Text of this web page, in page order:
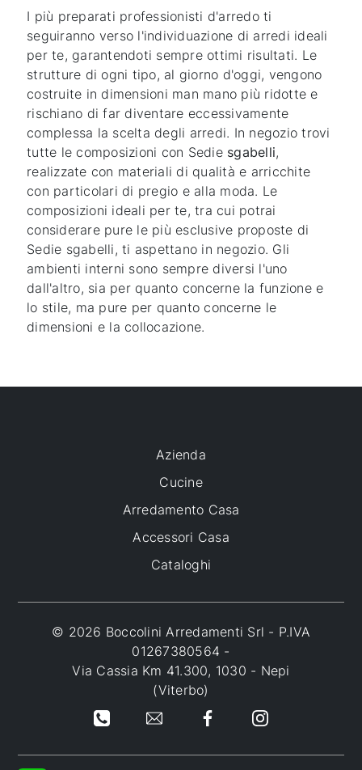
I più preparati professionisti d'arredo ti
seguiranno verso l'individuazione di arredi ideali
per te, garantendoti sempre ottimi risultati. Le
strutture di ogni tipo, al giorno d'oggi, vengono
costruite in dimensioni man mano più ridotte e
rischiano di far diventare eccessivamente
complessa la scelta degli arredi. In negozio trovi
tutte le composizioni con Sedie sgabelli,
realizzate con materiali di qualità e arricchite
con particolari di pregio e alla moda. Le
composizioni ideali per te, tra cui potrai
considerare pure le più esclusive proposte di
Sedie sgabelli, ti aspettano in negozio. Gli
ambienti interni sono sempre diversi l'uno
dall'altro, sia per quanto concerne la funzione e
lo stile, ma pure per quanto concerne le
dimensioni e la collocazione.
Azienda
Cucine
Arredamento Casa
Accessori Casa
Cataloghi
© 2026 Boccolini Arredamenti Srl - P.IVA
01267380564 -
Via Cassia Km 41.300, 1030 - Nepi
(Viterbo)